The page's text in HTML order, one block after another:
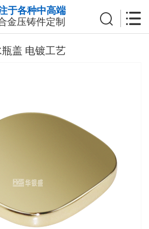
于各种中高端
金压铸件定制
盖 电镀工艺